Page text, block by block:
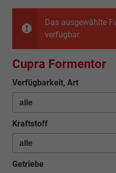
Das ausgewählte
verfügbar.
Cupra Formentor
Verfügbarkeit, Art
Kraftstoff
Getriebe